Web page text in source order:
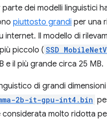
dei modelli linguistici
piuttosto grandi per una
internet. Il modello di
piccolo ( SSD
e il più grande circa 25 MB.
di grandi
2b-it-gpu-int4.bin
considerata molto ridotta